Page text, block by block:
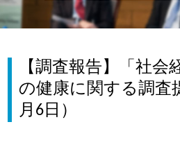
【調査報告】「社会
の健康に関する調査
月6日）